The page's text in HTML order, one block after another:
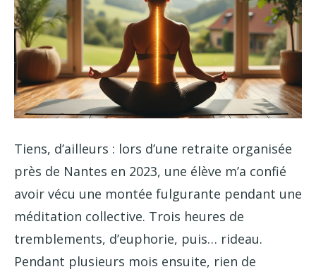
Tiens, d’ailleurs : lors d’une retraite organisée
près de Nantes en 2023, une élève m’a confié
avoir vécu une montée fulgurante pendant une
méditation collective. Trois heures de
tremblements, d’euphorie, puis… rideau.
Pendant plusieurs mois ensuite, rien de